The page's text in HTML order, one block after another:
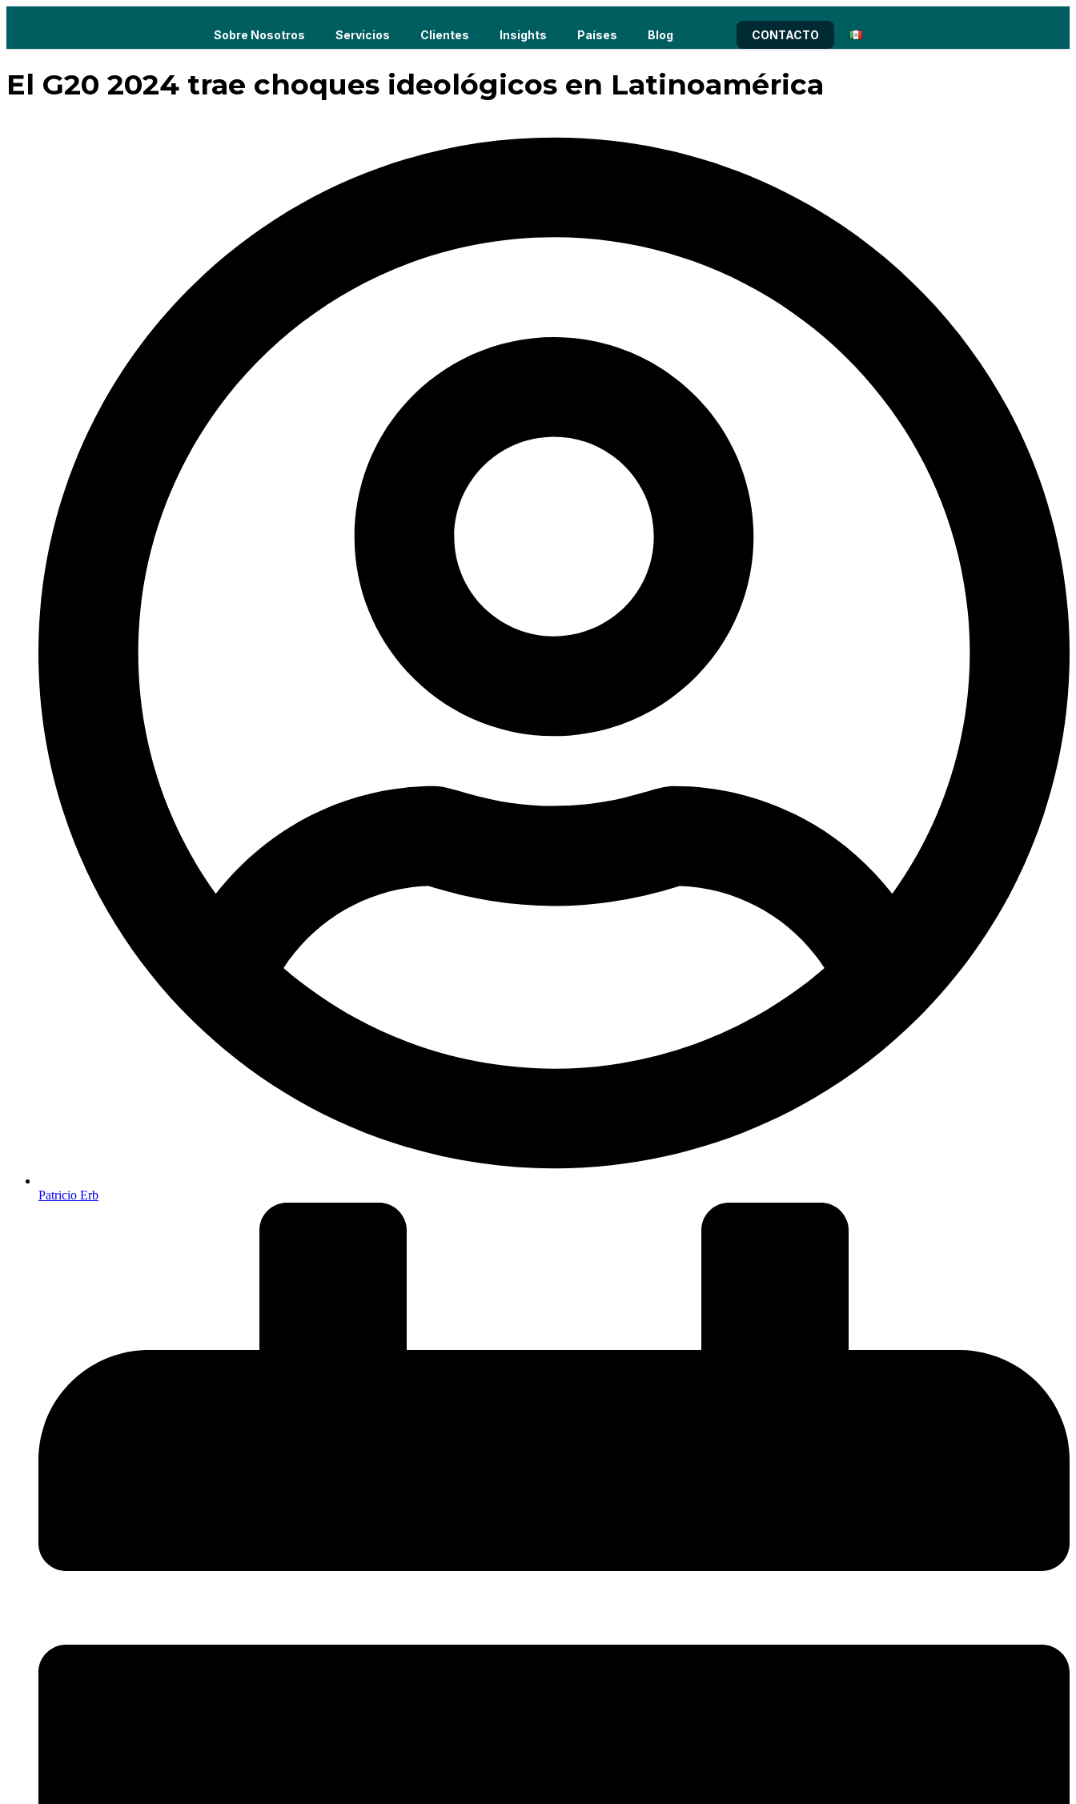
Sobre Nosotros Servicios Clientes Insights Países Blog CONTACTO
El G20 2024 trae choques ideológicos en Latinoamérica
Patricio Erb